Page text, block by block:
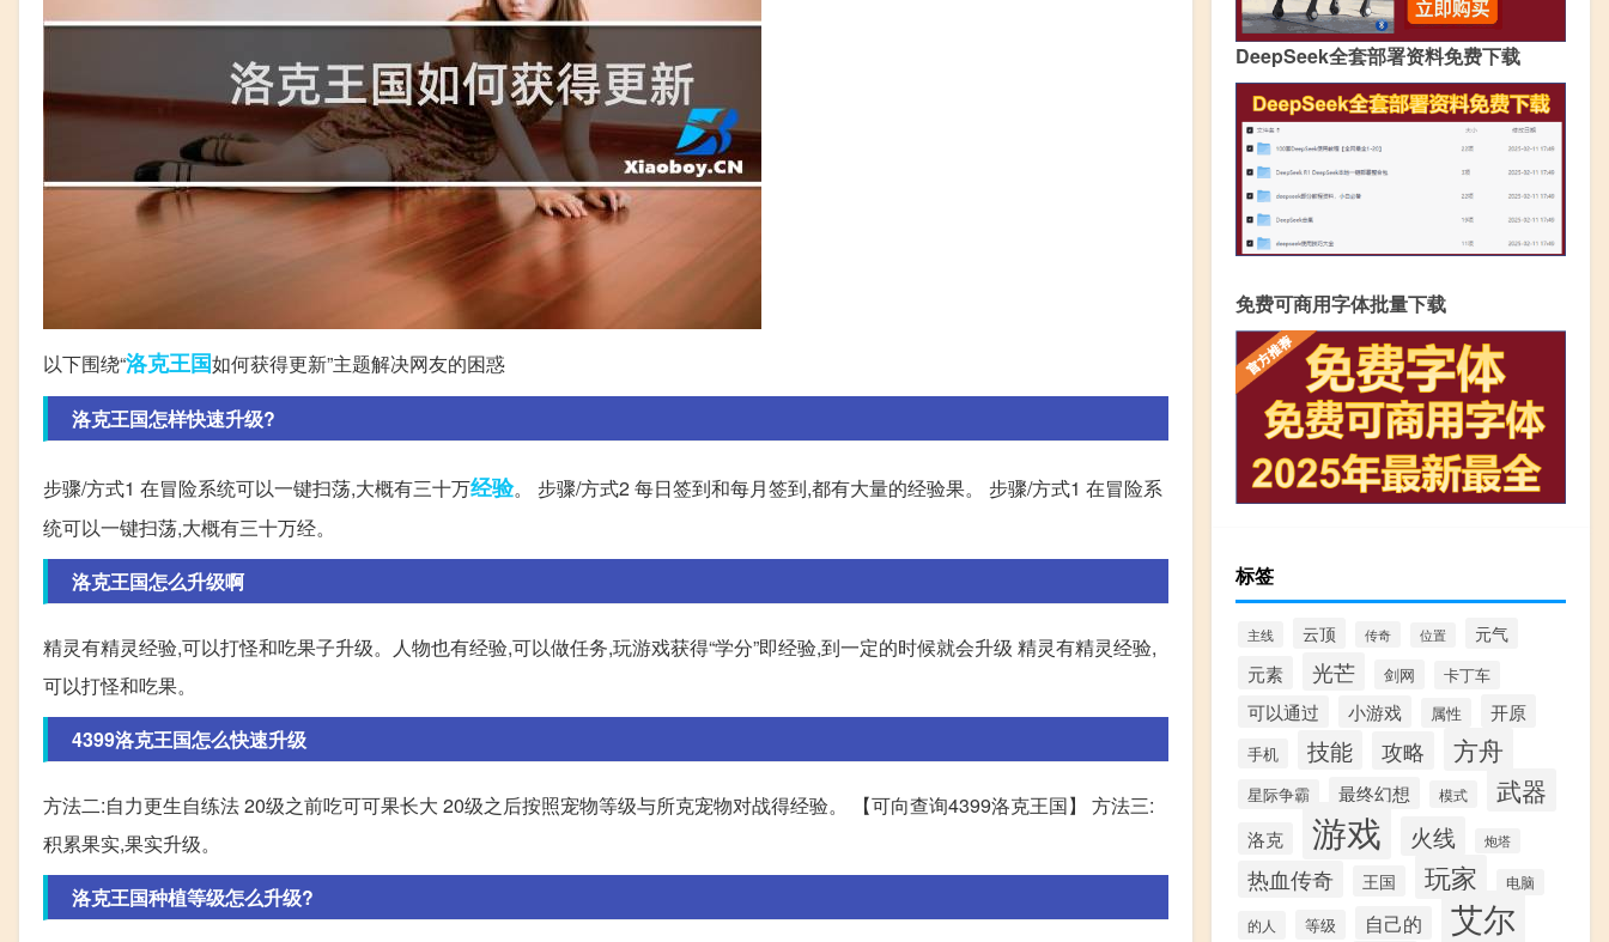
以下围绕“洛克王国如何获得更新”主题解决网友的困惑
洛克王国怎样快速升级?
步骤/方式1 在冒险系统可以一键扫荡,大概有三十万经验。 步骤/方式2 每日签到和每月签到,都有大量的经验果。 步骤/方式1 在冒险系
统可以一键扫荡,大概有三十万经。
洛克王国怎么升级啊
精灵有精灵经验,可以打怪和吃果子升级。人物也有经验,可以做任务,玩游戏获得“学分”即经验,到一定的时候就会升级 精灵有精灵经验,
可以打怪和吃果。
4399洛克王国怎么快速升级
方法二:自力更生自练法 20级之前吃可可果长大 20级之后按照宠物等级与所克宠物对战得经验。 【可向查询4399洛克王国】 方法三:
积累果实,果实升级。
洛克王国种植等级怎么升级?
DeepSeek全套部署资料免费下载
免费可商用字体批量下载
标签
主线 云顶 传奇 位置 元气
元素 光芒 剑网 卡丁车
可以通过 小游戏 属性 开原
手机 技能 攻略 方舟
星际争霸 最终幻想 模式 武器
洛克 游戏 火线 炮塔
热血传奇 王国 玩家 电脑
的人 等级 自己的 艾尔